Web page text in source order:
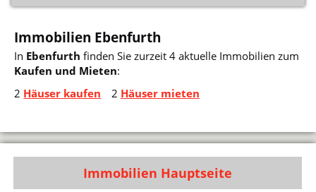
Immobilien Ebenfurth
In Ebenfurth finden Sie zurzeit 4 aktuelle Immobilien zum
Kaufen und Mieten:
2 Häuser kaufen 2 Häuser mieten
Immobilien Hauptseite